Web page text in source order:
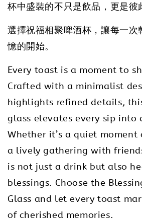
杯中盛裝的不只是飲品，更是彼
選擇祝福相聚啤酒杯，讓每一次
憶的開始。
Every toast is a moment to
Crafted with a minimalist
highlights refined details,
glass elevates every sip into
Whether it’s a quiet
a lively gathering with
is not just a drink but also
blessings. Choose the
Glass and let every toast
of cherished memories.